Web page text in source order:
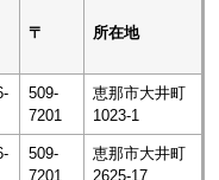
〒 所在地
509-
7201
恵那市大井町
1023-1
509-
7201
恵那市大井町
2625-17